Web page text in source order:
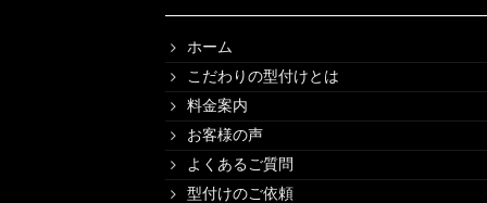
ホーム
こだわりの型付けとは
料金案内
お客様の声
よくあるご質問
型付けのご依頼